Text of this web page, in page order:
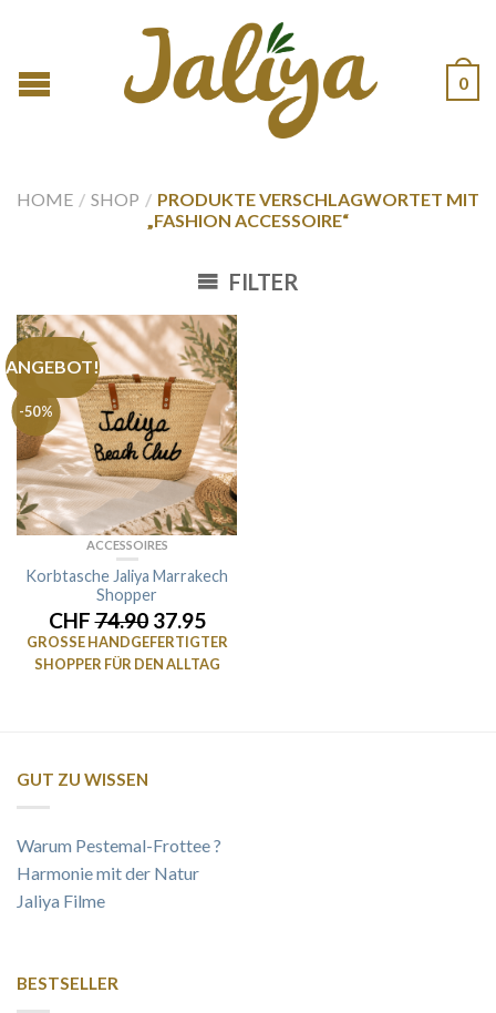
0
HOME / SHOP / PRODUKTE VERSCHLAGWORTET MIT
„FASHION ACCESSOIRE“
FILTER
-50%
ANGEBOT!
ACCESSOIRES
Korbtasche Jaliya Marrakech
Shopper
CHF74.9037.95
GROSSE HANDGEFERTIGTER
SHOPPER FÜR DEN ALLTAG
GUT ZU WISSEN
Warum Pestemal-Frottee ?
Harmonie mit der Natur
Jaliya Filme
BESTSELLER